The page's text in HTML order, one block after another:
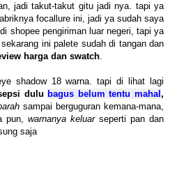
jadi takut-takut gitu jadi nya. tapi ya
focallure ini, jadi ya sudah saya
shopee pengiriman luar negeri, tapi ya
ini palete sudah di tangan dan
harga dan swatch.
shadow 18 warna. tapi di lihat lagi
dulu bagus belum tentu mahal,
sampai berguguran kemana-mana,
pun, warnanya keluarseperti pan dan
saja